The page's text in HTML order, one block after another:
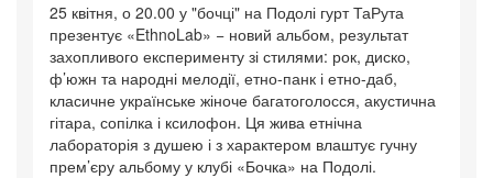
25 квітня, о 20.00 у "бочці" на Подолі гурт ТаРута
презентує «EthnoLab» − новий альбом, результат
захопливого експерименту зі стилями: рок, диско,
ф’южн та народні мелодії, етно-панк і етно-даб,
класичне українське жіноче багатоголосся, акустична
гітара, сопілка і ксилофон. Ця жива етнічна
лабораторія з душею і з характером влаштує гучну
прем’єру альбому у клубі «Бочка» на Подолі.